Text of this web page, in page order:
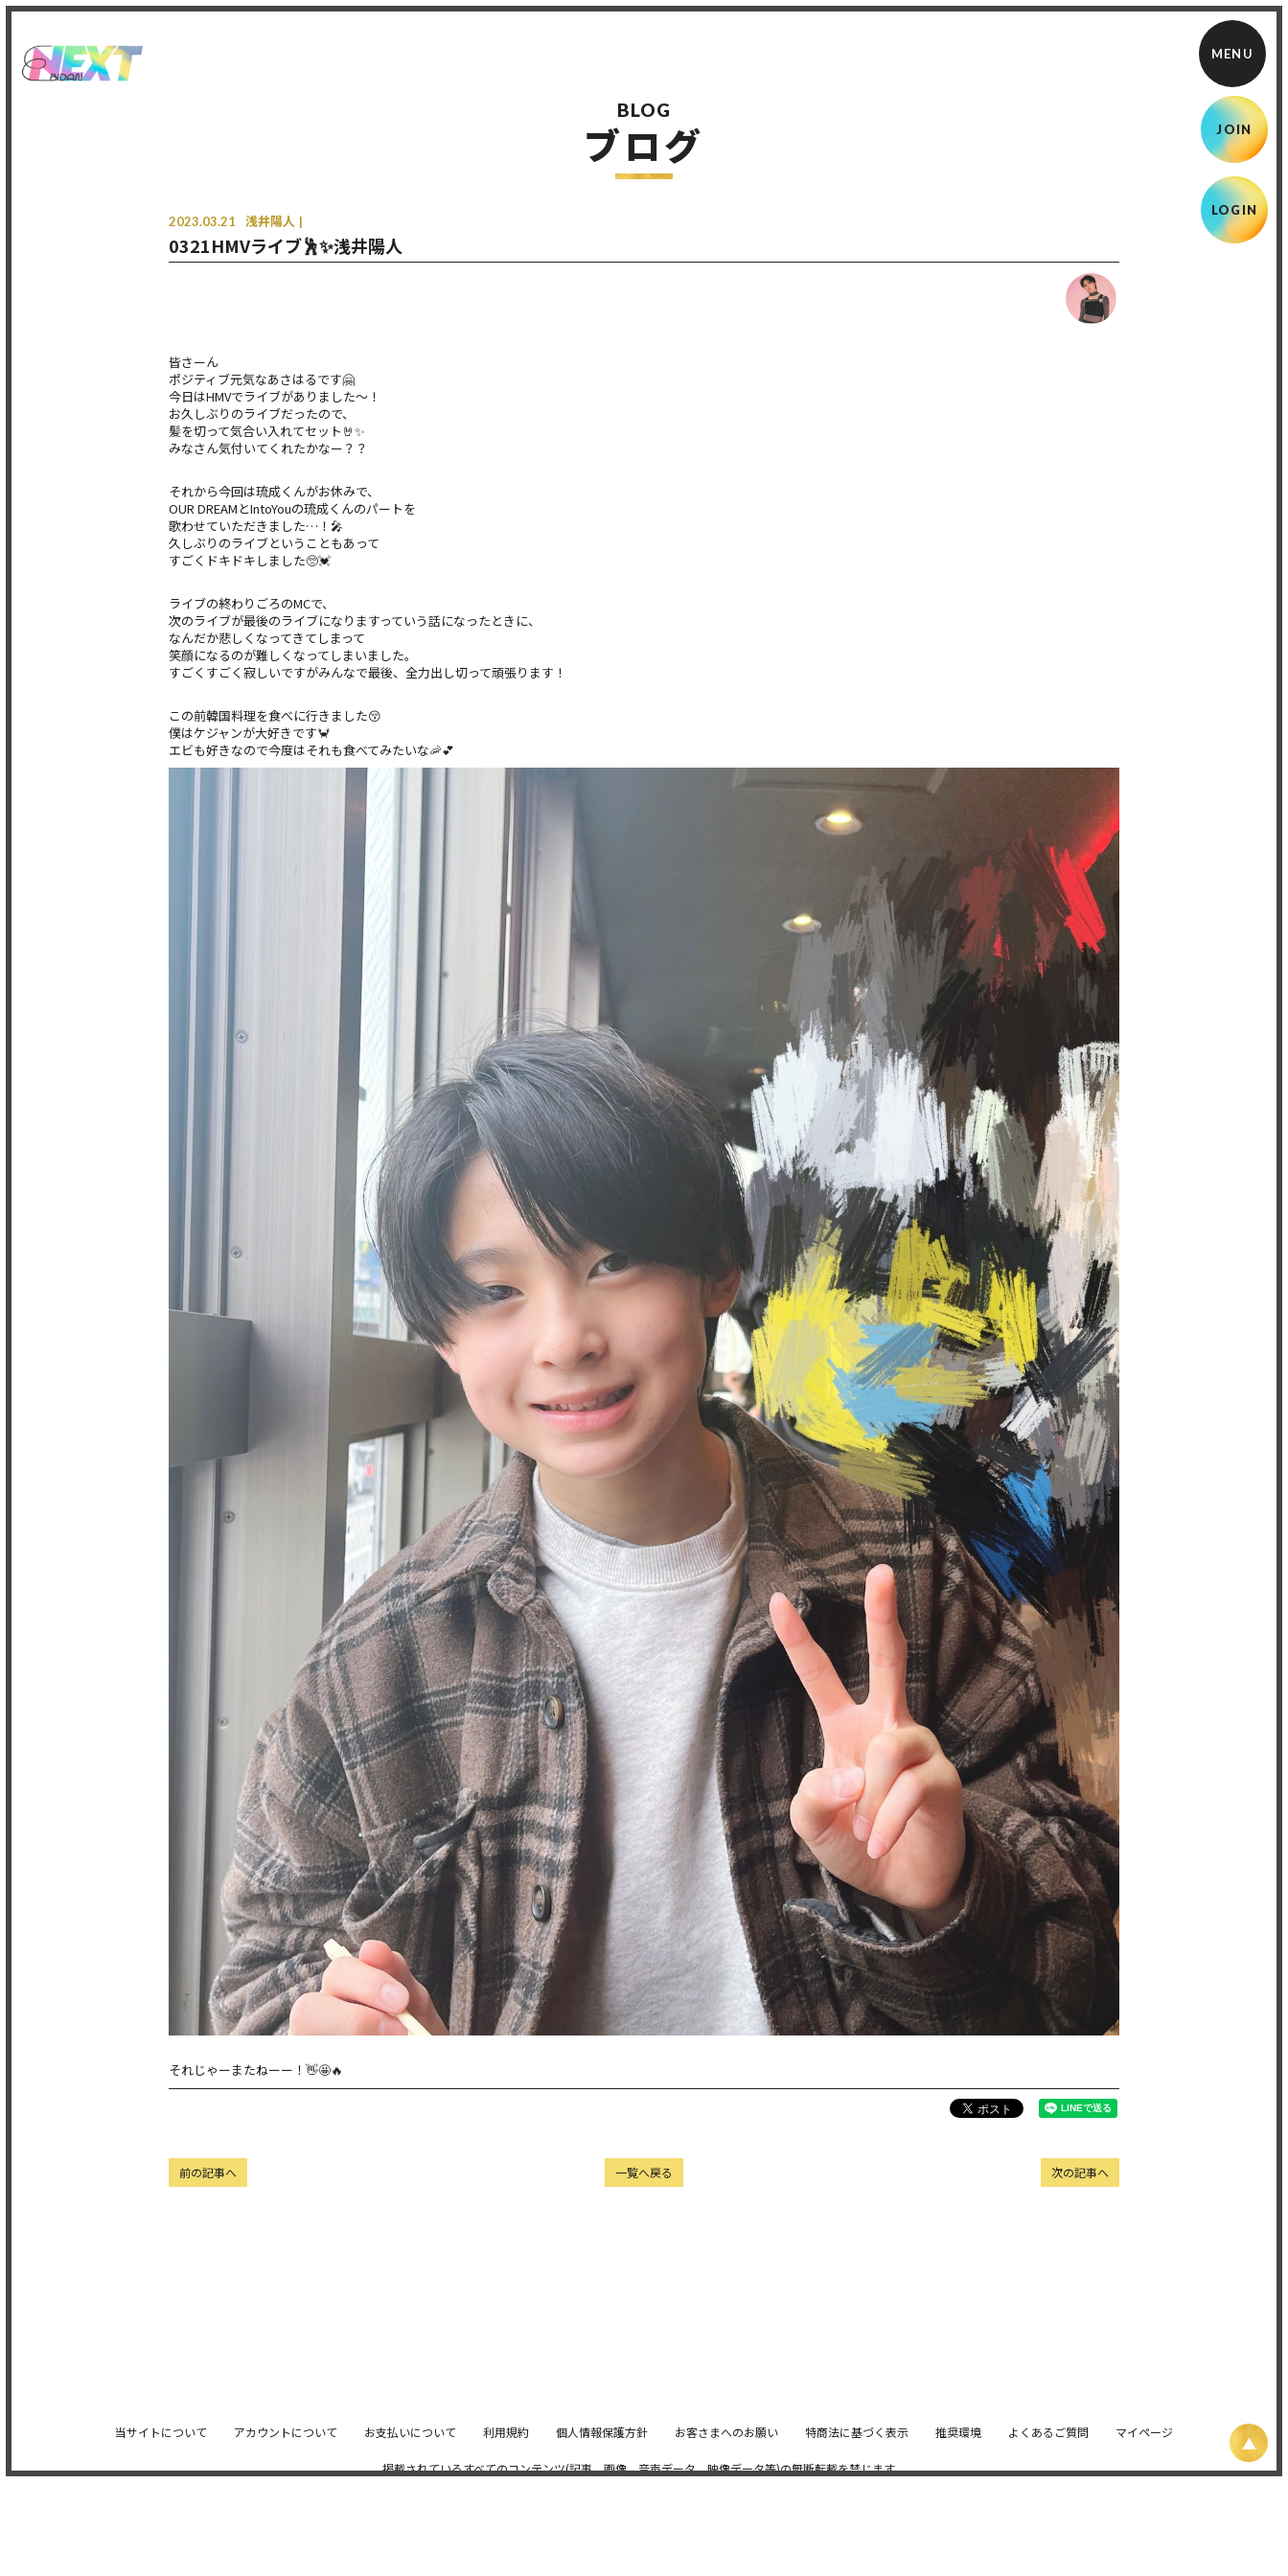
JOIN
LOGIN
BLOG
ブログ
2023.03.21 浅井陽人
0321HMVライブ🕺✨浅井陽人
皆さーん
ポジティブ元気なあさはるです🤗
今日はHMVでライブがありました〜！
お久しぶりのライブだったので、
髪を切って気合い入れてセット🤘✨
みなさん気付いてくれたかなー？？
それから今回は琉成くんがお休みで、
OUR DREAMとIntoYouの琉成くんのパートを
歌わせていただきました…！🎤
久しぶりのライブということもあって
すごくドキドキしました🥺💓
ライブの終わりごろのMCで、
次のライブが最後のライブになりますっていう話になったときに、
なんだか悲しくなってきてしまって
笑顔になるのが難しくなってしまいました。
すごくすごく寂しいですがみんなで最後、全力出し切って頑張ります！
この前韓国料理を食べに行きました😚
僕はケジャンが大好きです🦀
エビも好きなので今度はそれも食べてみたいな🦐💕
それじゃーまたねーー！👋🤩🔥
次の記事へ
一覧へ戻る
前の記事へ
当サイトについて アカウントについて お支払いについて 利用規約 個人情報保護方針 お客さまへのお願い 特商法に基づく表示 推奨環境 よくあるご質問 マイページ
掲載されているすべてのコンテンツ(記事、画像、音声データ、映像データ等)の無断転載を禁じます。